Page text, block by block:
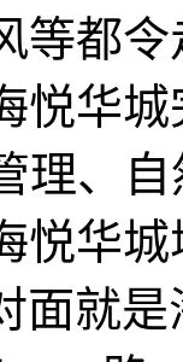
等都
悦华
理、
悦华
面就